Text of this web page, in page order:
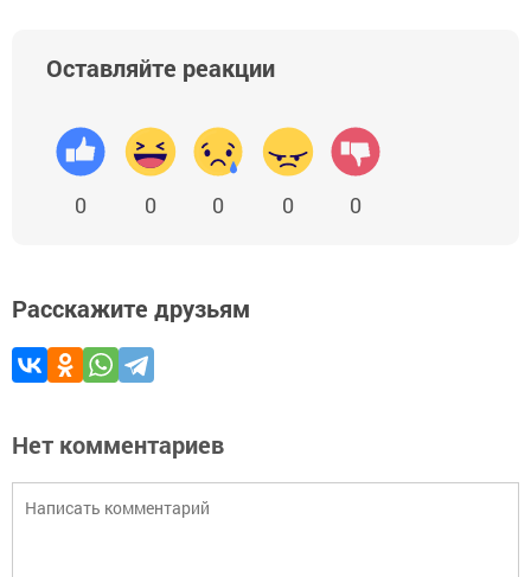
Оставляйте реакции
0 0 0 0 0
Расскажите друзьям
Нет комментариев